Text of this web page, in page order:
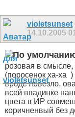
violetsunset
14.10.2005
розовая в смысле,
(поросенок ха-ха )
вроде повезло,
всей впадинке
цвета в ИР
коричненвый без